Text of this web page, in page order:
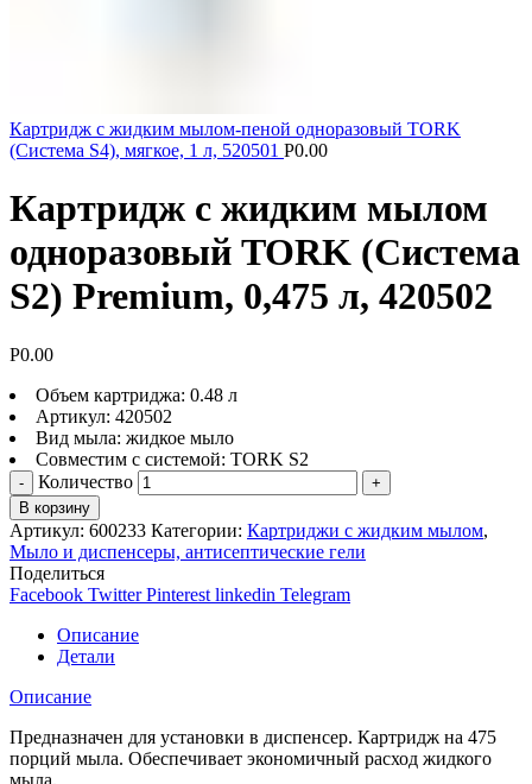
Картридж с жидким мылом-пеной одноразовый TORK
(Система S4), мягкое, 1 л, 520501 Р0.00
Картридж с жидким мылом
одноразовый TORK (Система
S2) Premium, 0,475 л, 420502
Р0.00
Объем картриджа: 0.48 л
Артикул: 420502
Вид мыла: жидкое мыло
Совместим с системой: TORK S2
Количество
В корзину
Артикул: 600233 Категории: Картриджи с жидким мылом,
Мыло и диспенсеры, антисептические гели
Поделиться
Facebook Twitter Pinterest linkedin Telegram
Описание
Детали
Описание
Предназначен для установки в диспенсер. Картридж на 475
порций мыла. Обеспечивает экономичный расход жидкого
мыла.